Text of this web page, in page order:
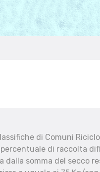
di Comuni
di raccolta
dalla somma del secco